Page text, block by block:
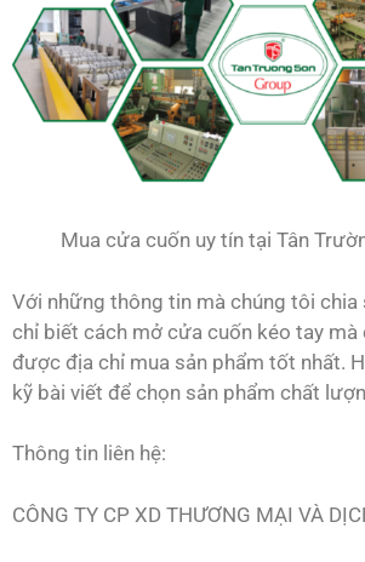
Mua cửa cuốn uy tín tại Tân
Với những thông tin mà chúng tôi chia
chỉ biết cách mở cửa cuốn kéo tay mà
được địa chỉ mua sản phẩm tốt nhất.
kỹ bài viết để chọn sản phẩm chất
Thông tin liên hệ:
CÔNG TY CP XD THƯƠNG MẠI VÀ